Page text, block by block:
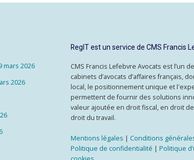
2026
2026
RegIT est un service de CMS Francis
CMS Francis Lefebvre Avocats est l’un
cabinets d’avocats d’affaires français,
local, le positionnement unique et
permettent de fournir des solutions
valeur ajoutée en droit fiscal, en droit
droit du travail.
Mentions légales | Conditions
Politique de confidentialité | Politique